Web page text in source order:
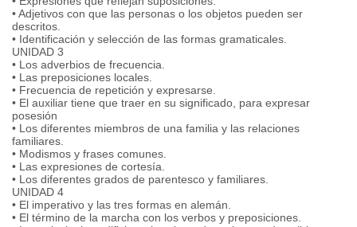
• Adjetivos con que las personas o los objetos pueden ser
descritos.
• Identificación y selección de las formas gramaticales.
UNIDAD 3
• Los adverbios de frecuencia.
• Las preposiciones locales.
• Frecuencia de repetición y expresarse.
• El auxiliar tiene que traer en su significado, para expresar
posesión
• Los diferentes miembros de una familia y las relaciones
familiares.
• Modismos y frases comunes.
• Las expresiones de cortesía.
• Los diferentes grados de parentesco y familiares.
UNIDAD 4
• El imperativo y las tres formas en alemán.
• El término de la marcha con los verbos y preposiciones.